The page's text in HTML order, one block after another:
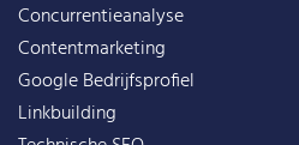
Concurrentieanalyse
Contentmarketing
Google Bedrijfsprofiel
Linkbuilding